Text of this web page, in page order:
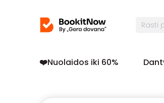
❤️️Nuolaidos iki 60%